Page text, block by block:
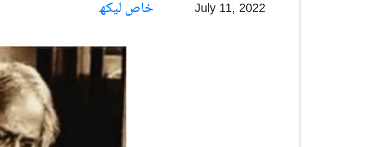
July 11, 2022